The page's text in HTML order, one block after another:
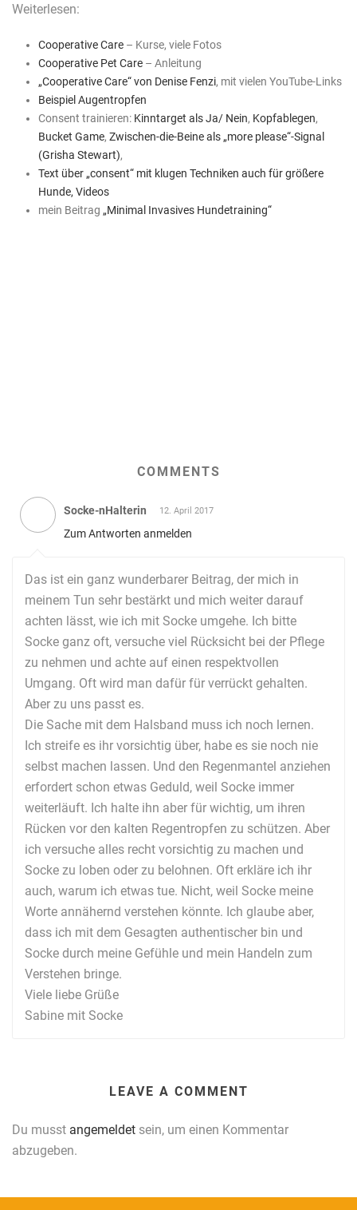
Weiterlesen:
Cooperative Care– Kurse, viele Fotos
Cooperative Pet Care– Anleitung
„Cooperative Care“ von Denise Fenzi, mit vielen YouTube-Links
Beispiel Augentropfen
Consent trainieren: Kinntarget als Ja/ Nein, Kopfablegen,
Bucket Game, Zwischen-die-Beine als „more please“-Signal
(Grisha Stewart),
Text über „consent“ mit klugen Techniken auch für größere
Hunde, Videos
mein Beitrag „Minimal Invasives Hundetraining“
COMMENTS
Socke-nHalterin 12. April 2017
Zum Antworten anmelden
Das ist ein ganz wunderbarer Beitrag, der mich in
meinem Tun sehr bestärkt und mich weiter darauf
achten lässt, wie ich mit Socke umgehe. Ich bitte
Socke ganz oft, versuche viel Rücksicht bei der Pflege
zu nehmen und achte auf einen respektvollen
Umgang. Oft wird man dafür für verrückt gehalten.
Aber zu uns passt es.
Die Sache mit dem Halsband muss ich noch lernen.
Ich streife es ihr vorsichtig über, habe es sie noch nie
selbst machen lassen. Und den Regenmantel anziehen
erfordert schon etwas Geduld, weil Socke immer
weiterläuft. Ich halte ihn aber für wichtig, um ihren
Rücken vor den kalten Regentropfen zu schützen. Aber
ich versuche alles recht vorsichtig zu machen und
Socke zu loben oder zu belohnen. Oft erkläre ich ihr
auch, warum ich etwas tue. Nicht, weil Socke meine
Worte annähernd verstehen könnte. Ich glaube aber,
dass ich mit dem Gesagten authentischer bin und
Socke durch meine Gefühle und mein Handeln zum
Verstehen bringe.
Viele liebe Grüße
Sabine mit Socke
LEAVE A COMMENT
Du musst angemeldet sein, um einen Kommentar
abzugeben.